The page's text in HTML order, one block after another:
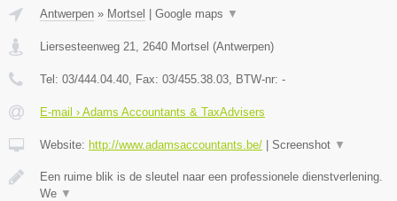
Antwerpen » Mortsel Google maps ▼
Liersesteenweg 21 2640 Mortsel (Antwerpen)
Tel: 03/444.04.40 , Fax: 03/455.38.03 , BTW-nr: -
E-mail › Adams Accountants & TaxAdvisers
Website: http://www.adamsaccountants.be/ Screenshot ▼
Een ruime blik is de sleutel naar een professionele dienstverlening.
We ▼